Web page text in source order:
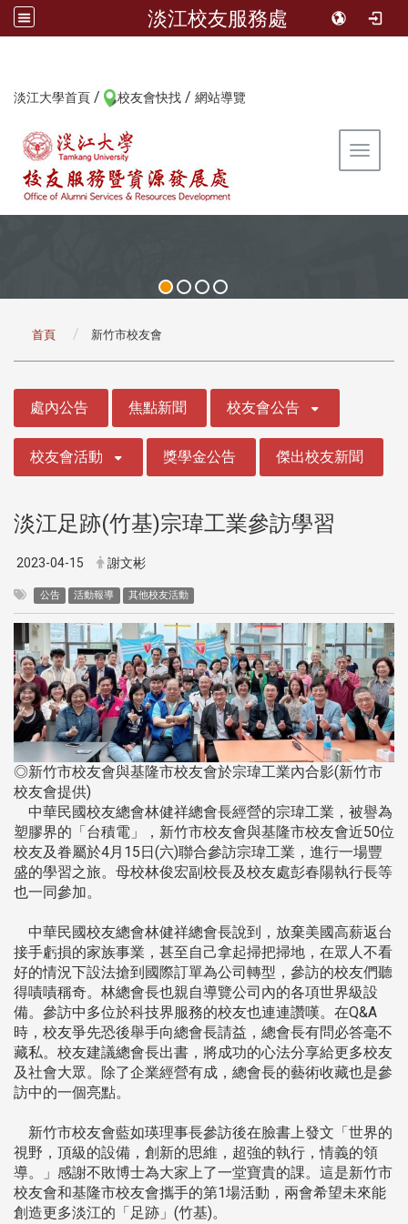
淡江校友服務處
淡江大學首頁 / 校友會快找 / 網站導覽
Toggle
首頁 新竹市校友會
處內公告 焦點新聞 校友會公告
校友會活動 獎學金公告 傑出校友新聞
淡江足跡(竹基)宗瑋工業參訪學習
2023-04-15 謝文彬
公告 活動報導 其他校友活動
◎新竹市校友會與基隆市校友會於宗瑋工業內合影(新竹市
校友會提供)
中華民國校友總會林健祥總會長經營的宗瑋工業，被譽為
塑膠界的「台積電」，新竹市校友會與基隆市校友會近50位
校友及眷屬於4月15日(六)聯合參訪宗瑋工業，進行一場豐
盛的學習之旅。母校林俊宏副校長及校友處彭春陽執行長等
也一同參加。
中華民國校友總會林健祥總會長說到，放棄美國高薪返台
接手虧損的家族事業，甚至自己拿起掃把掃地，在眾人不看
好的情況下設法搶到國際訂單為公司轉型，參訪的校友們聽
得嘖嘖稱奇。林總會長也親自導覽公司內的各項世界級設
備。參訪中多位於科技界服務的校友也連連讚嘆。在Q&A
時，校友爭先恐後舉手向總會長請益，總會長有問必答毫不
藏私。校友建議總會長出書，將成功的心法分享給更多校友
及社會大眾。除了企業經營有成，總會長的藝術收藏也是參
訪中的一個亮點。
新竹市校友會藍如瑛理事長參訪後在臉書上發文「世界的
視野，頂級的設備，創新的思維，超強的執行，情義的領
導。」感謝不敗博士為大家上了一堂寶貴的課。這是新竹市
校友會和基隆市校友會攜手的第1場活動，兩會希望未來能
創造更多淡江的「足跡」(竹基)。